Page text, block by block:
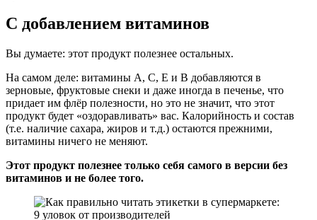
С добавлением витаминов
Вы думаете: этот продукт полезнее остальных.
На самом деле: витамины А, С, Е и В добавляются в
зерновые, фруктовые снеки и даже иногда в печенье, что
придает им флёр полезности, но это не значит, что этот
продукт будет «оздоравливать» вас. Калорийность и состав
(т.е. наличие сахара, жиров и т.д.) остаются прежними,
витамины ничего не меняют.
Этот продукт полезнее только себя самого в версии без
витаминов и не более того.